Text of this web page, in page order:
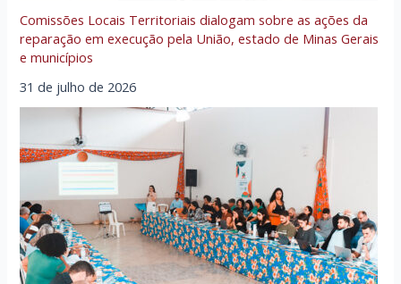
Comissões Locais Territoriais dialogam sobre as ações da
reparação em execução pela União, estado de Minas Gerais
e municípios
31 de julho de 2026